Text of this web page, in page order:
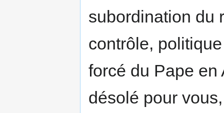
subordination du
contrôle,
forcé du Pape
désolé pour